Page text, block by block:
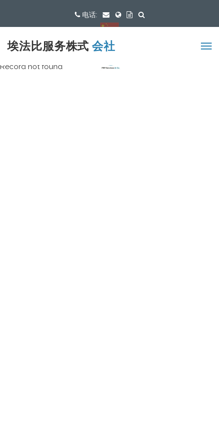
电话:
可用语言
埃法比服务株式会社
Record not found